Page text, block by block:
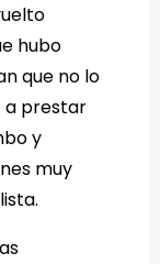
hubo
que no lo
a prestar
y
muy